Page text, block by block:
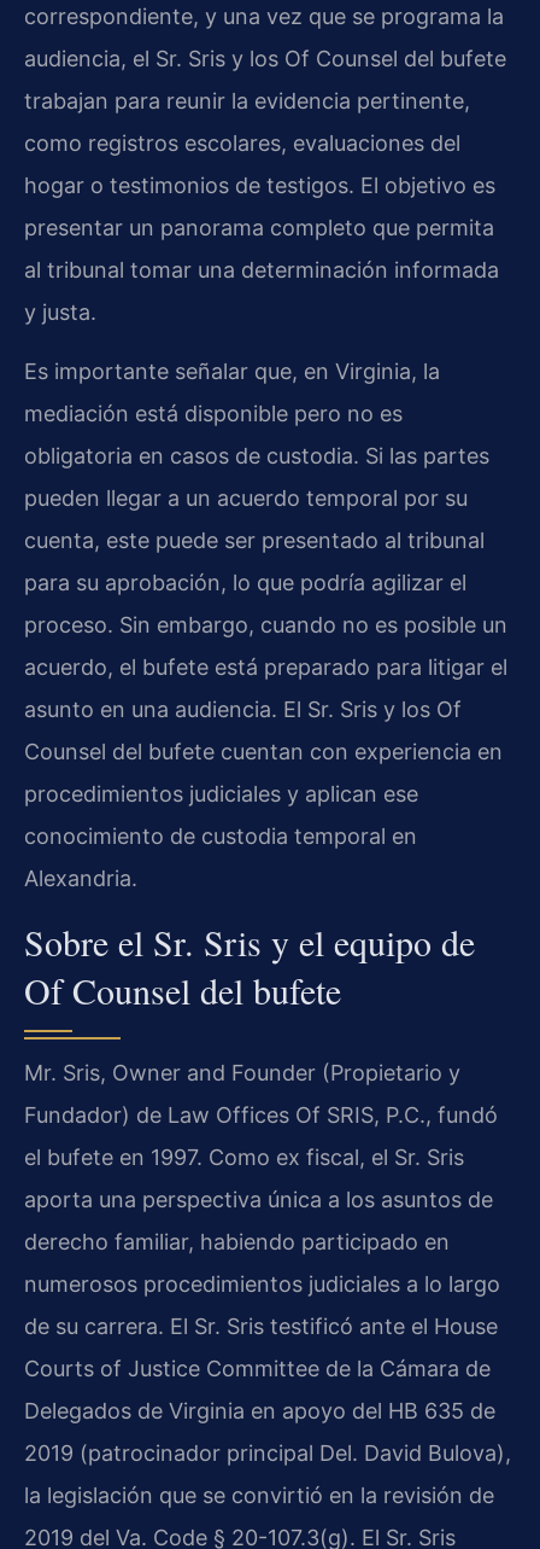
correspondiente, y una vez que se programa la
audiencia, el Sr. Sris y los Of Counsel del bufete
trabajan para reunir la evidencia pertinente,
como registros escolares, evaluaciones del
hogar o testimonios de testigos. El objetivo es
presentar un panorama completo que permita
al tribunal tomar una determinación informada
y justa.
Es importante señalar que, en Virginia, la
mediación está disponible pero no es
obligatoria en casos de custodia. Si las partes
pueden llegar a un acuerdo temporal por su
cuenta, este puede ser presentado al tribunal
para su aprobación, lo que podría agilizar el
proceso. Sin embargo, cuando no es posible un
acuerdo, el bufete está preparado para litigar el
asunto en una audiencia. El Sr. Sris y los Of
Counsel del bufete cuentan con experiencia en
procedimientos judiciales y aplican ese
conocimiento de custodia temporal en
Alexandria.
Sobre el Sr. Sris y el equipo de
Of Counsel del bufete
Mr. Sris, Owner and Founder (Propietario y
Fundador) de Law Offices Of SRIS, P.C., fundó
el bufete en 1997. Como ex fiscal, el Sr. Sris
aporta una perspectiva única a los asuntos de
derecho familiar, habiendo participado en
numerosos procedimientos judiciales a lo largo
de su carrera. El Sr. Sris testificó ante el House
Courts of Justice Committee de la Cámara de
Delegados de Virginia en apoyo del HB 635 de
2019 (patrocinador principal Del. David Bulova),
la legislación que se convirtió en la revisión de
2019 del Va. Code § 20-107.3(g). El Sr. Sris